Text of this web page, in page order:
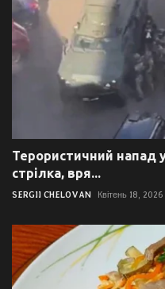
Терористичний напад
стрілка, вря...
SERGII CHELOVAN Квітень 18, 2026